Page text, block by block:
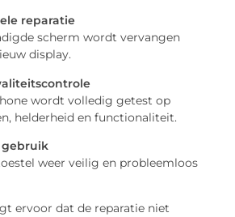
reparatie
scherm wordt vervangen
display.
wordt volledig getest op
helderheid en functionaliteit.
gebruik
weer veilig en probleemloos
ervoor dat de reparatie niet